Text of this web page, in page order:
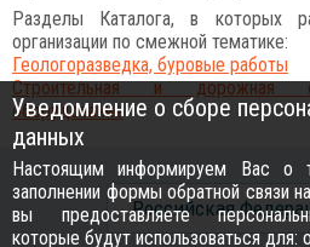
Разделы Каталога, в которых
организации по смежной тематике:
Геологоразведка, буровые работы
Строительная и дорожная
оборудование
Российcкая
Уведомление о сборе
данных
Настоящим информируем Вас о
заполнении формы обратной связи
вы предоставляете
которые будут использоваться для: